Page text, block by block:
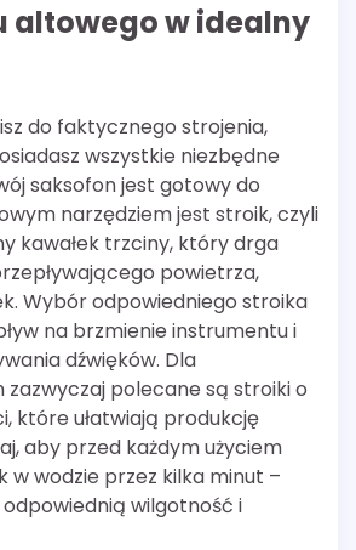
altowego w idealny
do faktycznego strojenia,
wszystkie niezbędne
saksofon jest gotowy do
narzędziem jest stroik, czyli
kawałek trzciny, który drga
powietrza,
Wybór odpowiedniego stroika
na brzmienie instrumentu i
dźwięków. Dla
polecane są stroiki o
które ułatwiają produkcję
aby przed każdym użyciem
w wodzie przez kilka minut –
wilgotność i